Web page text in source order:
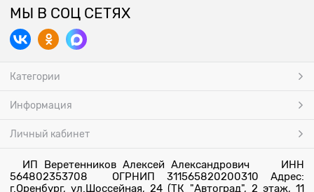
МЫ В СОЦ СЕТЯХ
Категории
Информация
Личный кабинет
ИП Веретенников Алексей Александрович ИНН
564802353708 ОГРНИП 311565820200310 Адрес:
г.Оренбург, ул.Шоссейная, 24 (ТК "Автоград", 2 этаж, 11